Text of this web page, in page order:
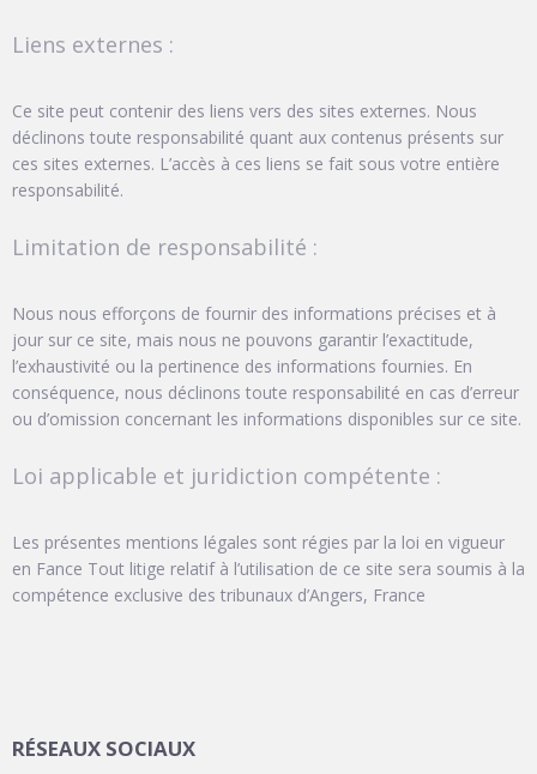
Liens externes :
Ce site peut contenir des liens vers des sites externes. Nous
déclinons toute responsabilité quant aux contenus présents sur
ces sites externes. L’accès à ces liens se fait sous votre entière
responsabilité.
Limitation de responsabilité :
Nous nous efforçons de fournir des informations précises et à
jour sur ce site, mais nous ne pouvons garantir l’exactitude,
l’exhaustivité ou la pertinence des informations fournies. En
conséquence, nous déclinons toute responsabilité en cas d’erreur
ou d’omission concernant les informations disponibles sur ce site.
Loi applicable et juridiction compétente :
Les présentes mentions légales sont régies par la loi en vigueur
en Fance Tout litige relatif à l’utilisation de ce site sera soumis à la
compétence exclusive des tribunaux d’Angers, France
RÉSEAUX SOCIAUX